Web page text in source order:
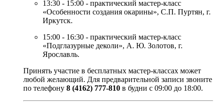
13:30 - 15:00 - практический мастер-класс
«Особенности создания окарины», С.П. Пуртян, г.
Иркутск.
15:00 - 16:30 - практический мастер-класс
«Подглазурные деколи», А. Ю. Золотов, г.
Ярославль.
Принять участие в бесплатных мастер-классах может
любой желающий. Для предварительной записи звоните
по телефону 8 (4162) 777-810 в будни с 09:00 до 18:00.